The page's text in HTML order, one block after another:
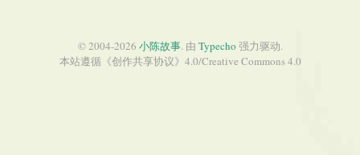
© 2004-2026 小陈故事. 由 Typecho 强力驱动.
本站遵循《创作共享协议》4.0/Creative Commons 4.0